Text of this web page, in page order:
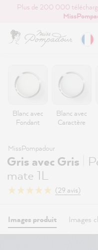
principal
Plus de 200 000
Blanc avec
Fondant
Blanc avec
Caractère
MissPompadour
Gris avec Gris
mate 1L
(29 avis)
Images produit Images